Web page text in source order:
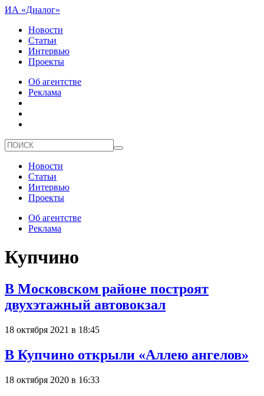
ИА «Диалог»
Новости
Статьи
Интервью
Проекты
Об агентстве
Реклама
Новости
Статьи
Интервью
Проекты
Об агентстве
Реклама
Купчино
В Московском районе построят
двухэтажный автовокзал
18 октября 2021 в 18:45
В Купчино открыли «Аллею ангелов»
18 октября 2020 в 16:33